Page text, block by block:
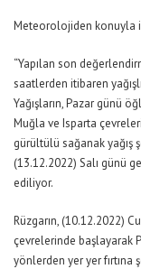
Meteorolojiden konuyla
“Yapılan son
saatlerden itibaren
Yağışların, Pazar günü
Muğla ve Isparta
gürültülü sağanak yağış
(13.12.2022) Salı günü
ediliyor.
Rüzgarın, (10.12.2022)
çevrelerinde başlayarak
yönlerden yer yer fırtına